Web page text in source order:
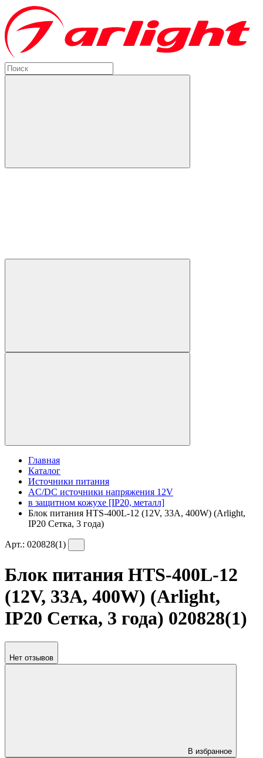
Главная
Каталог
Источники питания
AC/DC источники напряжения 12V
в защитном кожухе [IP20, металл]
Блок питания HTS-400L-12 (12V, 33A, 400W) (Arlight,
IP20 Сетка, 3 года)
Арт.: 020828(1)
Блок питания HTS-400L-12
(12V, 33A, 400W) (Arlight,
IP20 Сетка, 3 года) 020828(1)
Нет отзывов
В избранное